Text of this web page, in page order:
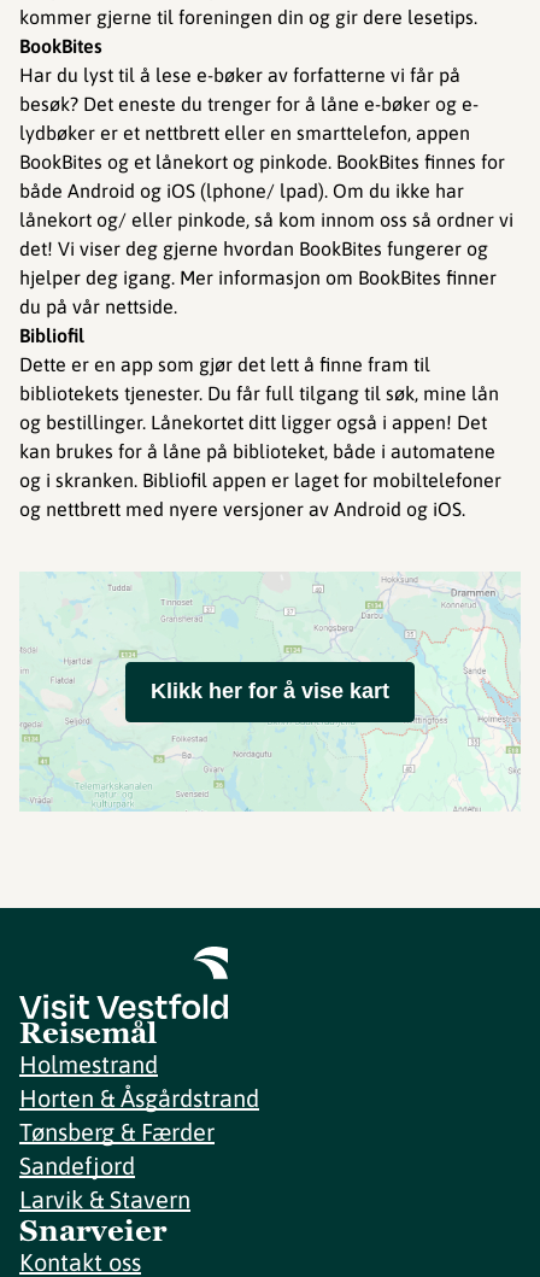
kommer gjerne til foreningen din og gir dere lesetips.
BookBites
Har du lyst til å lese e-bøker av forfatterne vi får på
besøk? Det eneste du trenger for å låne e-bøker og e-
lydbøker er et nettbrett eller en smarttelefon, appen
BookBites og et lånekort og pinkode. BookBites finnes for
både Android og iOS (lphone/ lpad). Om du ikke har
lånekort og/ eller pinkode, så kom innom oss så ordner vi
det! Vi viser deg gjerne hvordan BookBites fungerer og
hjelper deg igang. Mer informasjon om BookBites finner
du på vår nettside.
Bibliofil
Dette er en app som gjør det lett å finne fram til
bibliotekets tjenester. Du får full tilgang til søk, mine lån
og bestillinger. Lånekortet ditt ligger også i appen! Det
kan brukes for å låne på biblioteket, både i automatene
og i skranken. Bibliofil appen er laget for mobiltelefoner
og nettbrett med nyere versjoner av Android og iOS.
Klikk her for å vise kart
Reisemål
Holmestrand
Horten & Åsgårdstrand
Tønsberg & Færder
Sandefjord
Larvik & Stavern
Snarveier
Kontakt oss